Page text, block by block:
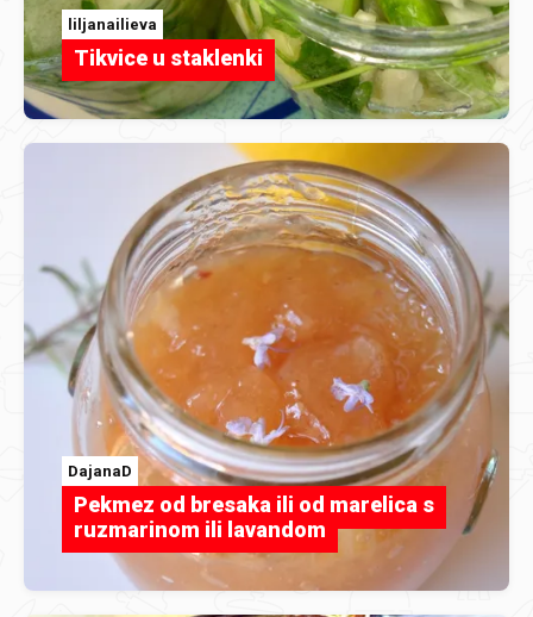
liljanailieva
Tikvice u staklenki
DajanaD
Pekmez od bresaka ili od marelica s
ruzmarinom ili lavandom